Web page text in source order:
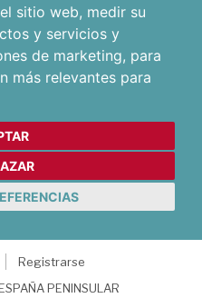
sitio web, medir su
y servicios y
de marketing, para
más relevantes para
Registrarse
PENINSULAR